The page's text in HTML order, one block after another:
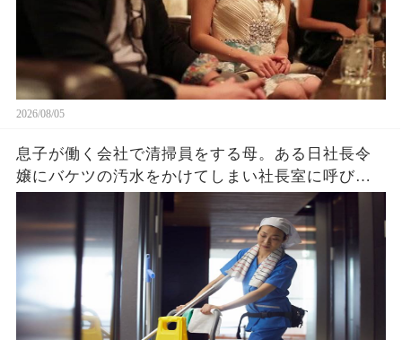
2026/08/05
息子が働く会社で清掃員をする母。ある日社長令
嬢にバケツの汚水をかけてしまい社長室に呼び出
され→クビを覚悟で息子と部屋に入ると社長令嬢
「ずっと探してました」「え？」